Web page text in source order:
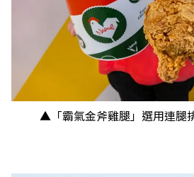
▲「霸氣金斧雞腿」選用連腿